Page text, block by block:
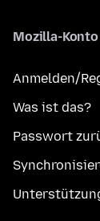
Mozilla-Konto
Anmelden/
Was ist das?
Passwort